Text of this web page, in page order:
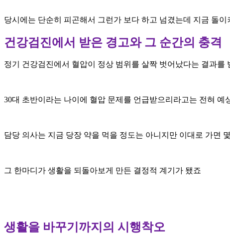
당시에는 단순히 피곤해서 그런가 보다 하고 넘겼는데 지금 돌
건강검진에서 받은 경고와 그 순간의 충격
정기 건강검진에서 혈압이 정상 범위를 살짝 벗어났다는 결과를
30대 초반이라는 나이에 혈압 문제를 언급받으리라고는 전혀 예
담당 의사는 지금 당장 약을 먹을 정도는 아니지만 이대로 가면
그 한마디가 생활을 되돌아보게 만든 결정적 계기가 됐죠
생활을 바꾸기까지의 시행착오